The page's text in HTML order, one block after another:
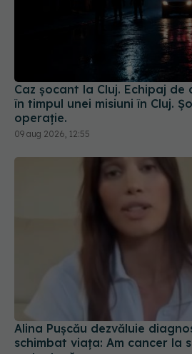
Caz șocant la Cluj. Echipaj
în timpul unei misiuni în Cluj.
09 aug 2026, 12:55
Alina Pușcău dezvăluie
schimbat viața: Am cancer la
07 aug 2026, 12:39